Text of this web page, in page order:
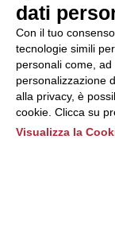
dati
Con il tuo
tecnologie simili
personali come,
personalizzazione
alla privacy, è
cookie. Clicca su
Visualizza la